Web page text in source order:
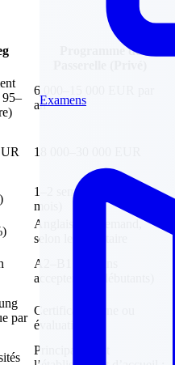
Examens
Programme de
95–
6 000–15 000 EUR par
an
18 000–30 000 EUR
1–2 semestres (6–12
mois)
Anglais ou allemand,
selon le prestataire
A2–B1 (certains
acceptent les débutants)
par
Certificat interne ou
évaluation
Principalement